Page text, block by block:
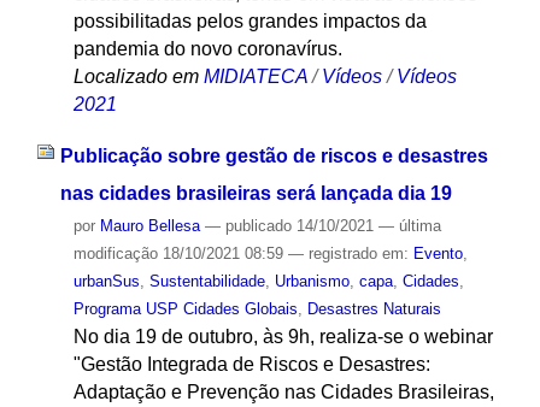
possibilitadas pelos grandes impactos da
pandemia do novo coronavírus.
Localizado em MIDIATECA /Vídeos /Vídeos
2021
Publicação sobre gestão de riscos e desastres
nas cidades brasileiras será lançada dia 19
por Mauro Bellesa — publicado14/10/2021 — última
modificação18/10/2021 08:59 — registrado em: Evento,
urbanSus Sustentabilidade, Urbanismo, capa, Cidades
Programa USP Cidades Globais
Desastres Naturais
No dia 19 de outubro, às 9h, realiza-se o webinar
"Gestão Integrada de Riscos e Desastres:
Adaptação e Prevenção nas Cidades Brasileiras,